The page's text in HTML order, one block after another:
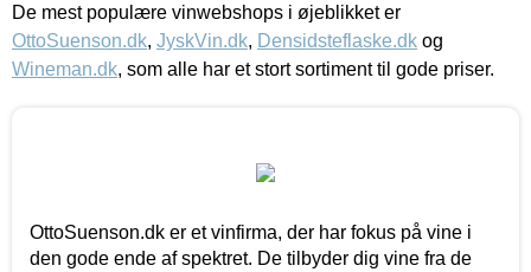
De mest populære vinwebshops i øjeblikket er
OttoSuenson.dk, JyskVin.dk, Densidsteflaske.dk og
Wineman.dk, som alle har et stort sortiment til gode priser.
OttoSuenson.dk er et vinfirma, der har fokus på vine i
den gode ende af spektret. De tilbyder dig vine fra de